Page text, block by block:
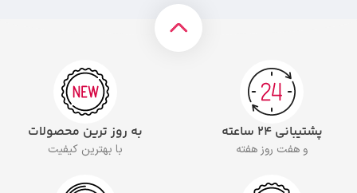
پشتیبانی ۲۴ ساعته
و هفت روز هفته
به روز ترین محصولات
با بهترین کیفیت